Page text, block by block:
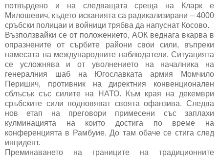
потвърдено и на следващата среща на Кларк е
Милошевич, където исканията са радикализирани – 4000
сръбски полицаи и войници трябва да напуснат Косово.
Възползвайки се от положението, АОК веднага вкарва в
опразнените от сърбите райони свои сили, въпреки
намесата на международните наблюдатели. Ситуацията
се усложнява и от уволнението на началника на
генералния шаб на Югославката армия Момчило
Перишич, противник на директния конвенционален
сблъсък със силите на НАТО. Към края на декември
сръбските сили подновяват своята офанзива. Следва
нов етап на преговори примесени със заплахи
кулминацията на които достига по време на
конференцията в Рамбуие. До там обаче се стига след
инцидент.
Преминаването на границите на традиционните